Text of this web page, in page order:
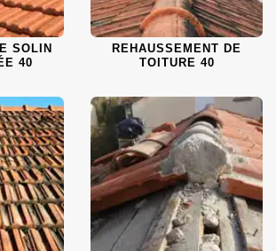
SOLIN
40
REHAUSSEMENT DE
TOITURE 40